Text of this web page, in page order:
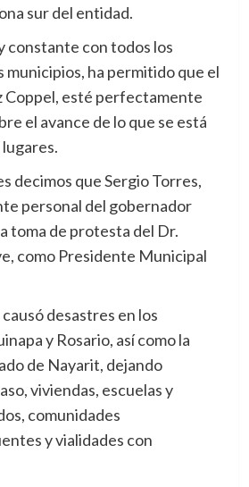
sur del entidad.
constante con todos los
municipios, ha permitido que el
Coppel, esté perfectamente
el avance de lo que se está
decimos que Sergio Torres,
personal del gobernador
toma de protesta del Dr.
como Presidente Municipal
desastres en los
y Rosario, así como la
de Nayarit, dejando
viviendas, escuelas y
comunidades
y vialidades con